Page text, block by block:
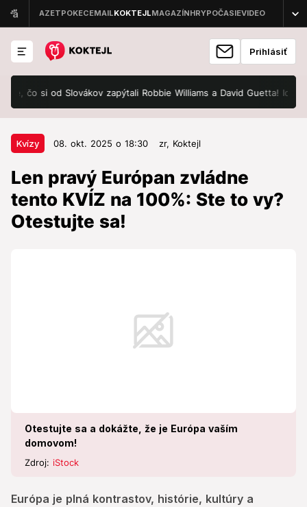
Prihlásiť
čo si od Slovákov zapýtali Robbie Williams a David Guetta! Ide o
Kvízy 08. okt. 2025 o 18:30 zr, Koktejl
Len pravý Európan zvládne
tento KVÍZ na 100%: Ste to vy?
Otestujte sa!
Otestujte sa a dokážte, že je Európa vaším
domovom!
Zdroj: iStock
Európa je plná kontrastov, histórie, kultúry a
Kvízy 08. okt. 2025 o 18:30
Len pravý Európan zvládne tento
KVÍZ na 100%: Ste to vy?
Otestujte sa!